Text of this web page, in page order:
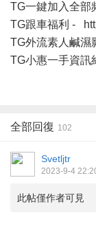
TG一鍵加入全部
TG跟車福利 -
TG外流素人鹹濕
TG小惠一手資訊
全部回復 102
Svetljtr
2023-9-4
此帖僅作者可見